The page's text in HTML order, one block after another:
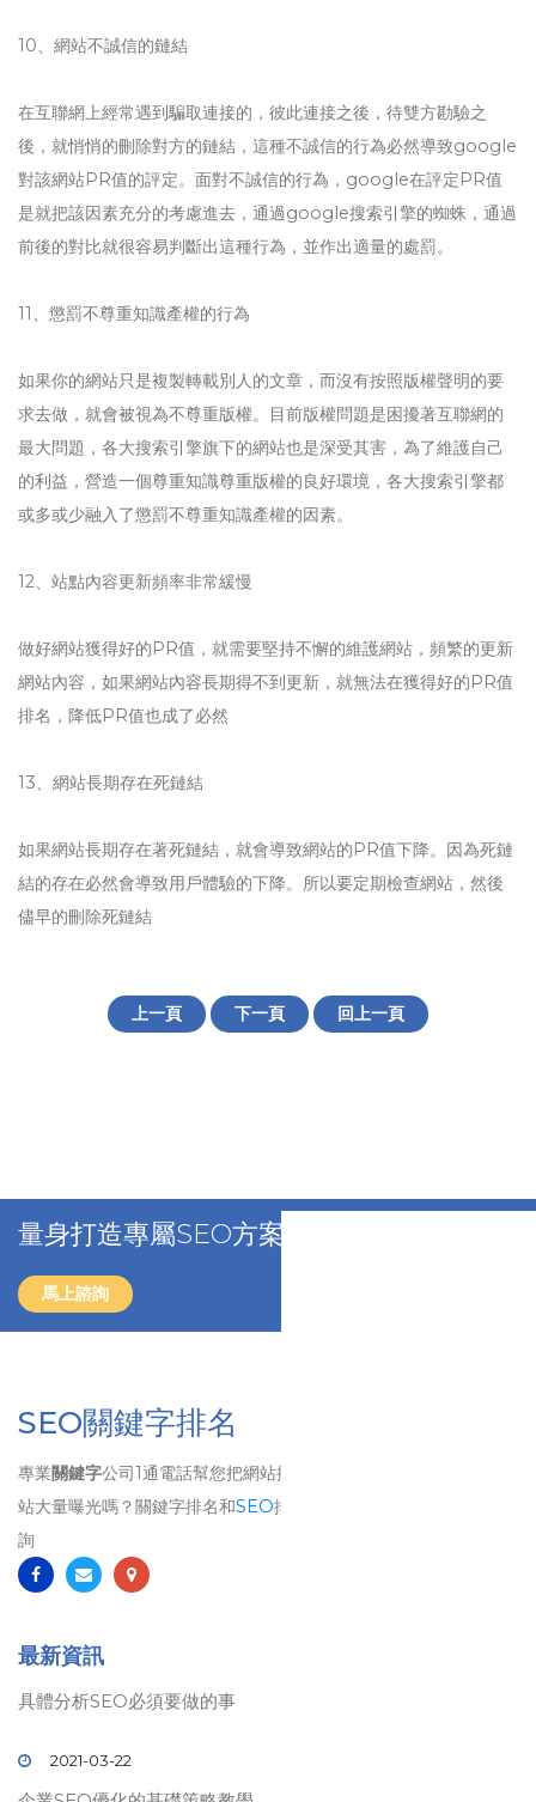
10、網站不誠信的鏈結
在互聯網上經常遇到騙取連接的，彼此連接之後，待雙方勘驗之
後，就悄悄的刪除對方的鏈結，這種不誠信的行為必然導致google
對該網站PR值的評定。面對不誠信的行為，google在評定PR值
是就把該因素充分的考慮進去，通過google搜索引擎的蜘蛛，通過
前後的對比就很容易判斷出這種行為，並作出適量的處罰。
11、懲罰不尊重知識產權的行為
如果你的網站只是複製轉載別人的文章，而沒有按照版權聲明的要
求去做，就會被視為不尊重版權。目前版權問題是困擾著互聯網的
最大問題，各大搜索引擎旗下的網站也是深受其害，為了維護自己
的利益，營造一個尊重知識尊重版權的良好環境，各大搜索引擎都
或多或少融入了懲罰不尊重知識產權的因素。
12、站點內容更新頻率非常緩慢
做好網站獲得好的PR值，就需要堅持不懈的維護網站，頻繁的更新
網站內容，如果網站內容長期得不到更新，就無法在獲得好的PR值
排名，降低PR值也成了必然
13、網站長期存在死鏈結
如果網站長期存在著死鏈結，就會導致網站的PR值下降。因為死鏈
結的存在必然會導致用戶體驗的下降。所以要定期檢查網站，然後
儘早的刪除死鏈結
上一頁 下一頁 回上一頁
量身打造專屬SEO方案，立刻免費洽詢！
馬上諮詢
SEO關鍵字排名
專業關鍵字公司1通電話幫您把網站排名到第1頁、 想要讓自己的網
站大量曝光嗎？關鍵字排名和SEO排名將是您最佳的選擇！歡迎洽
詢
最新資訊
具體分析SEO必須要做的事
2021-03-22